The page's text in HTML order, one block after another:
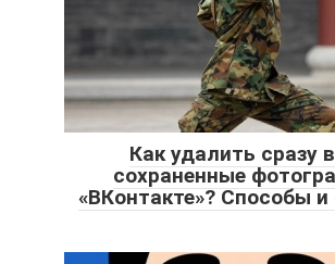
Как удалить сразу
сохраненные
«ВКонтакте»? Способы